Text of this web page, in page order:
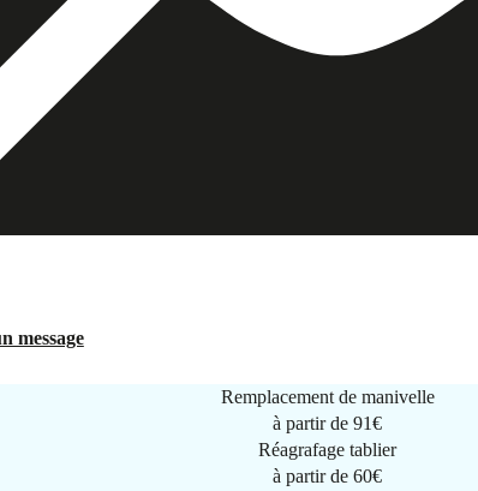
message
Remplacement de manivelle
à partir de91€
Réagrafage tablier
à partir de60€